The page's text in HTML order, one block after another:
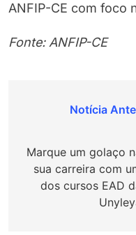
ANFIP-CE com foco
Fonte: ANFIP-CE
Navegação
Post
Marque um golaço
sua carreira com
dos cursos EAD